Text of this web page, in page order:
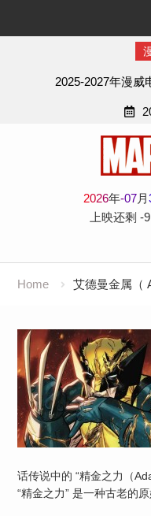
2025-2027年漫威
2026年-07月
上映还剩 -
Home 艾德曼金属（
话传说中的 “精金之力（
“精金之力” 是一种古老的